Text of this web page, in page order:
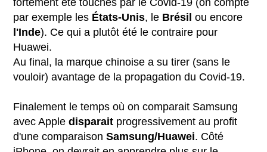
fortement été touchés par le Covid-19 (on compte
par exemple les États-Unis, le Brésil ou encore
l'Inde). Ce qui a plutôt été le contraire pour
Huawei.
Au final, la marque chinoise a su tirer (sans le
vouloir) avantage de la propagation du Covid-19.
Finalement le temps où on comparait Samsung
avec Appledisparait progressivement au profit
d'une comparaisonSamsung/Huawei. Côté